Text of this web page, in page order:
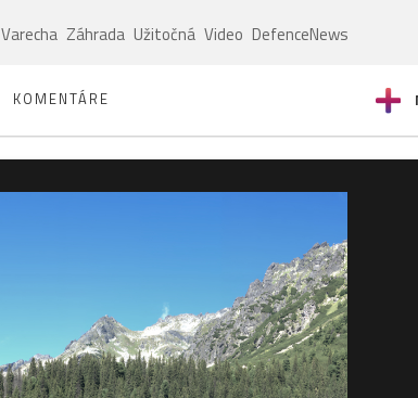
Varecha Záhrada Užitočná Video DefenceNews
KOMENTÁRE